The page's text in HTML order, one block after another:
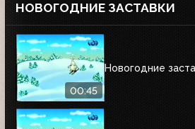
НОВОГОДНИЕ ЗАСТАВКИ
00:45
Новогодние